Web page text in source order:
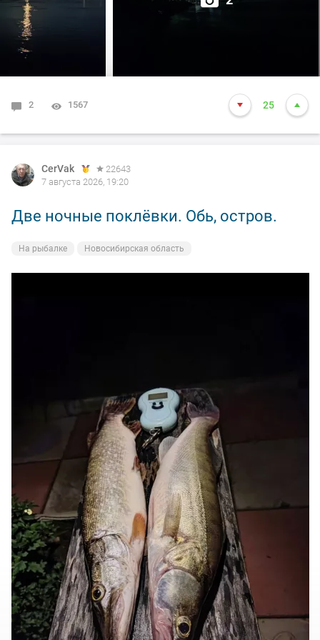
2 1567 25
CerVak
22643
7 августа 2026, 19:20
Две ночные поклёвки. Обь, остров.
На рыбалке Новосибирская область